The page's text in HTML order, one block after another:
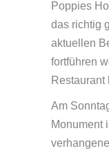
Poppies
das richtig
aktuellen
fortführen
Am
Monument